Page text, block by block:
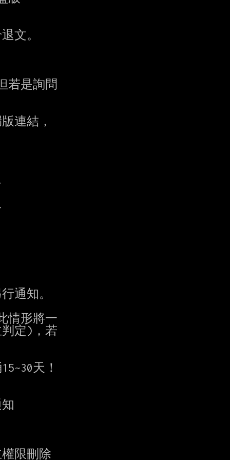
文。
若是詢問
連結，
通知。
情形將一
定)，若
限刪除